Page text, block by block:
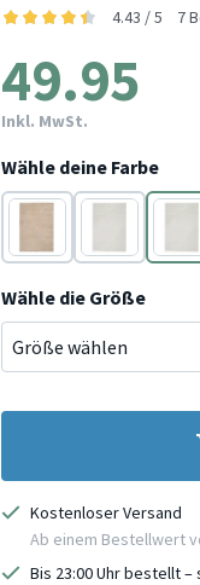
4.43 / 5 7
49.95
Inkl. MwSt.
Wähle deine Farbe
Taupe Weiß
Wähle die Größe
Kostenloser Versand
Ab einem Bestellwert
Bis 23:00 Uhr bestellt